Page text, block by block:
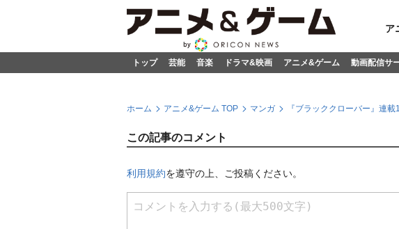
ア
トップ 芸能 音楽 ドラマ&映画 アニメ&ゲーム 動画配信サ
ホーム アニメ&ゲーム TOP マンガ 『ブラッククローバー』連
この記事のコメント
利用規約を遵守の上、ご投稿ください。